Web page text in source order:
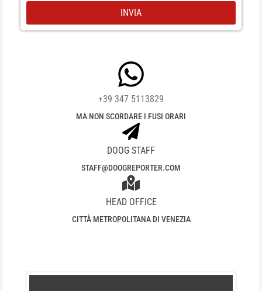
+39 347 5113829​
MA NON SCORDARE I FUSI ORARI
DOOG STAFF
STAFF@DOOGREPORTER.COM
HEAD OFFICE
CITTÀ METROPOLITANA DI VENEZIA
INVIA